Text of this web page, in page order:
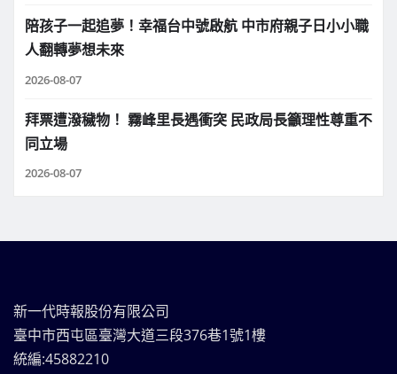
陪孩子一起追夢！幸福台中號啟航 中市府親子日小小職
人翻轉夢想未來
2026-08-07
拜票遭潑穢物！ 霧峰里長遇衝突 民政局長籲理性尊重不
同立場
2026-08-07
新一代時報股份有限公司
臺中市西屯區臺灣大道三段376巷1號1樓
統編:45882210